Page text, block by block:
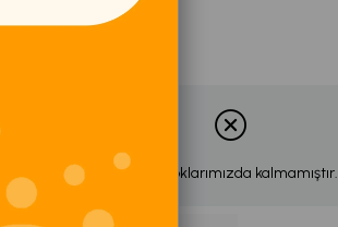
Ürün stoklarımızda kalmamıştır.